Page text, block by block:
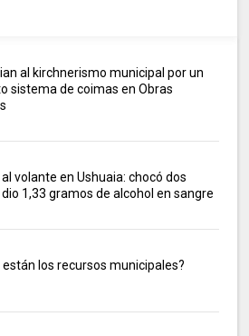
al kirchnerismo municipal por un
sistema de coimas en Obras
volante en Ushuaia: chocó dos
1,33 gramos de alcohol en sangre
están los recursos municipales?